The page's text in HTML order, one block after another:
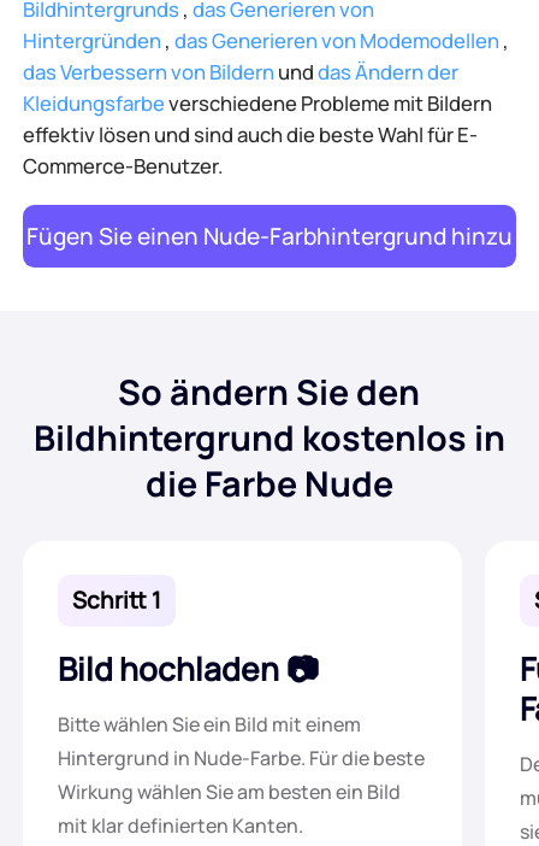
Bildhintergrunds,das Generieren von
Hintergründen ,das Generieren von Modemodellen ,
das Verbessern von Bildern unddas Ändern der
Kleidungsfarbeverschiedene Probleme mit Bildern
effektiv lösen und sind auch die beste Wahl für E-
Commerce-Benutzer.
Fügen Sie einen Nude-Farbhintergrund hinzu
So ändern Sie den
Bildhintergrund kostenlos in
die Farbe Nude
Schritt 1
Bild hochladen
Bitte wählen Sie ein Bild mit einem
Hintergrund in Nude-Farbe. Für die beste
Wirkung wählen Sie am besten ein Bild
mit klar definierten Kanten.